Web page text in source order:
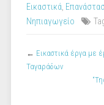
Εικαστικά,
Νηπιαγωγείο
← Εικαστικά έργα με
Ταγαράδων